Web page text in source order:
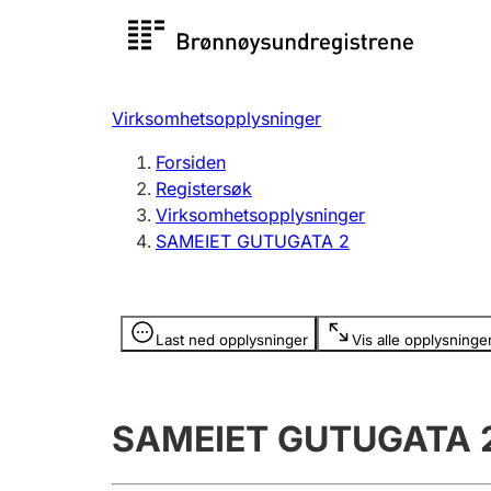
Registersøk
Registrere, endre, slette
Virksomhetsopplysninger
Forsiden
Registersøk
Virksomhetsopplysninger
SAMEIET GUTUGATA 2
Last ned opplysninger Vis alle
Opplysninger er skjult
SAMEIET GUTUGATA